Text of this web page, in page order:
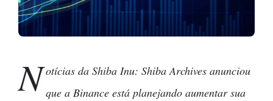
N otícias daShiba Inu: Shiba Archives anunciou
que a Binance está planejando aumentar sua